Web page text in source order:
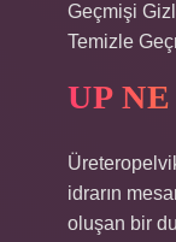
Geçmişi
Temizle
UP
idrarın
oluşan bir